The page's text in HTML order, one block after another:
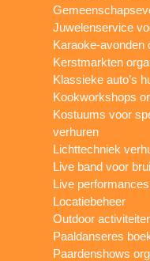
Juwelenservice
Karaoke-avonden
Kerstmarkten
Klassieke auto’s
Kookworkshops
Kostuums voor
verhuren
Lichttechniek
Live band voor
Live
Locatiebeheer
Outdoor
Paaldanseres
Paardenshows